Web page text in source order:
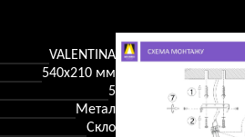
VALENTINA
540x210 мм
5
Метал
Скло